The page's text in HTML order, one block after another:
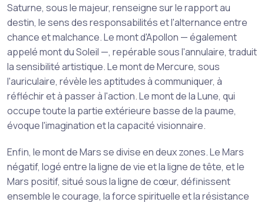
Saturne, sous le majeur, renseigne sur le rapport au
destin, le sens des responsabilités et l'alternance entre
chance et malchance. Le mont d'Apollon — également
appelé mont du Soleil —, repérable sous l'annulaire, traduit
la sensibilité artistique. Le mont de Mercure, sous
l'auriculaire, révèle les aptitudes à communiquer, à
réfléchir et à passer à l'action. Le mont de la Lune, qui
occupe toute la partie extérieure basse de la paume,
évoque l'imagination et la capacité visionnaire.
Enfin, le mont de Mars se divise en deux zones. Le Mars
négatif, logé entre la ligne de vie et la ligne de tête, et le
Mars positif, situé sous la ligne de cœur, définissent
ensemble le courage, la force spirituelle et la résistance